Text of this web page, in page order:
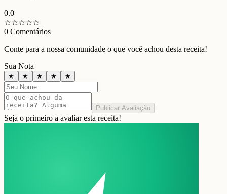
0.0
☆☆☆☆☆
0 Comentários
Conte para a nossa comunidade o que você achou desta receita!
Sua Nota
★ ★ ★ ★ ★
Publicar Avaliação
Seja o primeiro a avaliar esta receita!